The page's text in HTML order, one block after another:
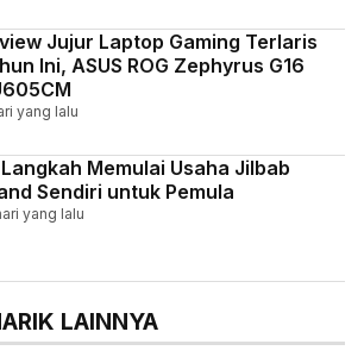
Jujur Laptop Gaming Terlaris
Ini, ASUS ROG Zephyrus G16
yang lalu
Langkah Memulai Usaha Jilbab
Sendiri untuk Pemula
yang lalu
LAINNYA